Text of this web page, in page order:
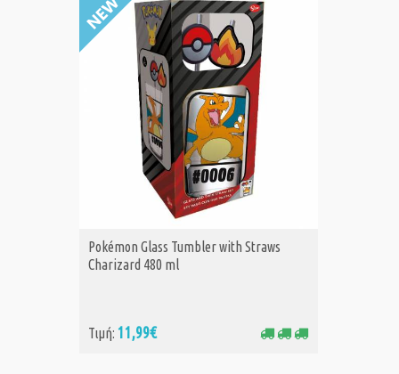
ΑΓΟΡΑ
Pokémon Glass Tumbler with Straws
Charizard 480 ml
Τιμή: 11,99€